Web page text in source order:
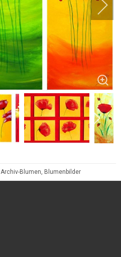
Archiv-Blumen, Blumenbilder